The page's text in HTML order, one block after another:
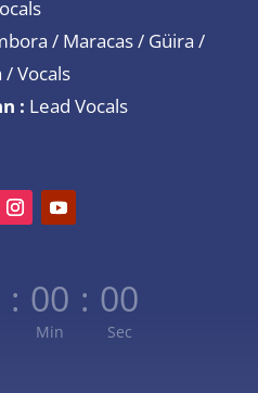
/ Maracas / Güira /
/ Vocals
: Lead Vocals
: 00
Min
: 00
Sec